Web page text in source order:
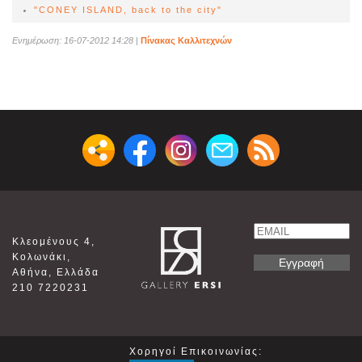
"CONEY ISLAND, back to the city"
Ενημέρωση: 16-07-2012 14:28 | Πίνακας Καλλιτεχνών
Κλεομένους 4,
Κολωνάκι,
Αθήνα, Ελλάδα
210 7220231
Email
Χορηγοί Επικοινωνίας: